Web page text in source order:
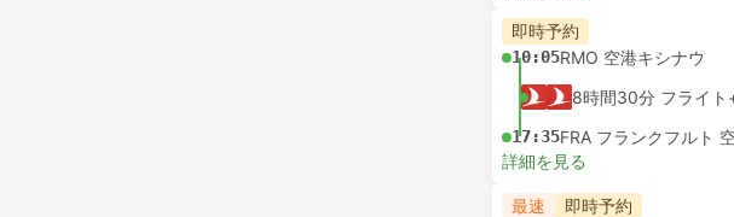
即時予約
10:05RMO 空港キシナウ
8時間30分 フライト
17:35FRA フランクフルト
詳細を見る
最速 即時予約